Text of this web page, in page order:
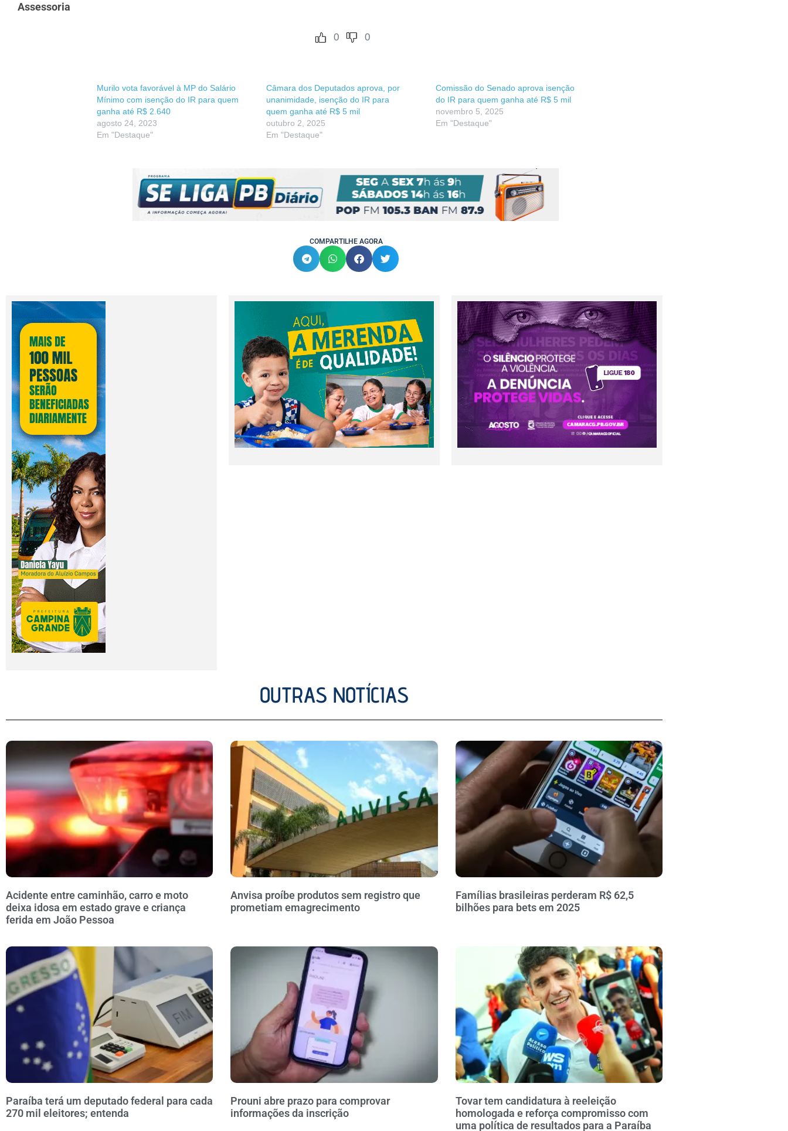
Assessoria
0 0
Murilo vota favorável à MP do Salário
Mínimo com isenção do IR para quem
ganha até R$ 2.640
agosto 24, 2023
Em "Destaque"
Câmara dos Deputados aprova, por
unanimidade, isenção do IR para
quem ganha até R$ 5 mil
outubro 2, 2025
Em "Destaque"
Comissão do Senado aprova isenção
do IR para quem ganha até R$ 5 mil
novembro 5, 2025
Em "Destaque"
COMPARTILHE AGORA
OUTRAS NOTÍCIAS
Acidente entre caminhão, carro e moto
deixa idosa em estado grave e criança
ferida em João Pessoa
Anvisa proíbe produtos sem registro que
prometiam emagrecimento
Famílias brasileiras perderam R$ 62,5
bilhões para bets em 2025
Paraíba terá um deputado federal para cada
270 mil eleitores; entenda
Prouni abre prazo para comprovar
informações da inscrição
Tovar tem candidatura à reeleição
homologada e reforça compromisso com
uma política de resultados para a Paraíba